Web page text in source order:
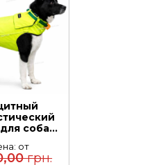
собак
от
грн.